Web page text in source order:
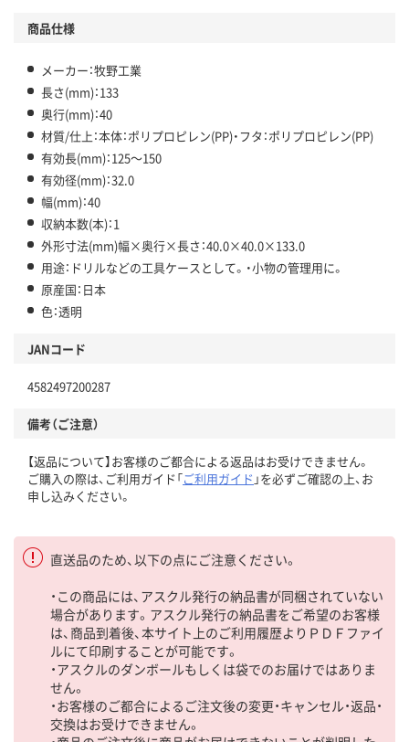
商品仕様
メーカー：牧野工業
長さ(mm)：133
奥行(mm)：40
材質/仕上：本体：ポリプロピレン(PP)・フタ：ポリプロピレン(PP)
有効長(mm)：125～150
有効径(mm)：32.0
幅(mm)：40
収納本数(本)：1
外形寸法(mm)幅×奥行×長さ：40.0×40.0×133.0
用途：ドリルなどの工具ケースとして。・小物の管理用に。
原産国：日本
色：透明
JANコード
4582497200287
備考（ご注意）
【返品について】お客様のご都合による返品はお受けできません。
ご購入の際は、ご利用ガイド「ご利用ガイド 」を必ずご確認の上、お
申し込みください。
直送品のため、以下の点にご注意ください。
・この商品には、アスクル発行の納品書が同梱されていない
場合があります。アスクル発行の納品書をご希望のお客様
は、商品到着後、本サイト上のご利用履歴よりＰＤＦファイ
ルにて印刷することが可能です。
・アスクルのダンボールもしくは袋でのお届けではありま
せん。
・お客様のご都合によるご注文後の変更・キャンセル・返品・
交換はお受けできません。